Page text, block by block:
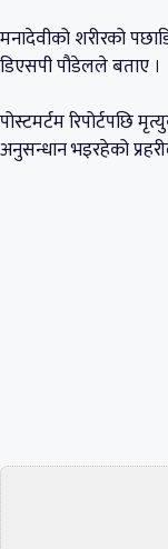
मनादेवीको शरीरको
डिएसपी पौडेलले बताए ।
पोस्टमर्टम रिपोर्टपछि
अनुसन्धान भइरहेको